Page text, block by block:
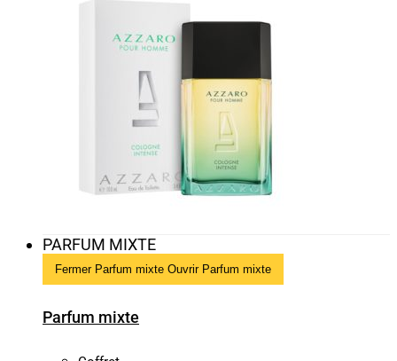
PARFUM MIXTE
Fermer Parfum mixte Ouvrir Parfum mixte
Parfum mixte